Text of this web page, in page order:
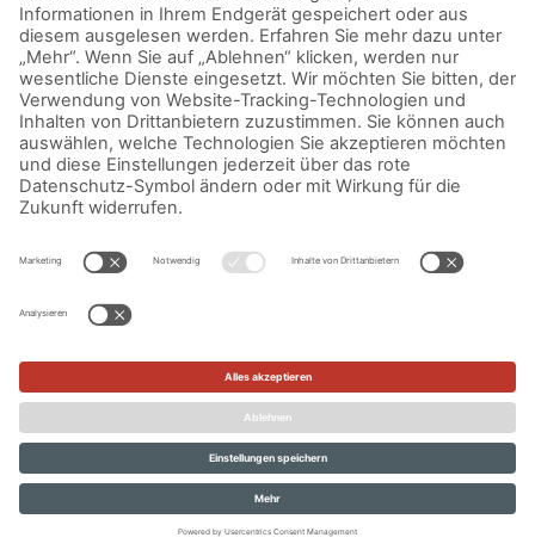
© Aurora Mühlen GmbH - Trettaustraße 49 – D-21107 Hamburg